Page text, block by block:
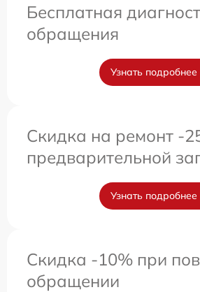
Бесплатная
обращения
Узнать подробнее
Скидка на ремонт -
предварительной
Узнать подробнее
Скидка -10% при
обращении